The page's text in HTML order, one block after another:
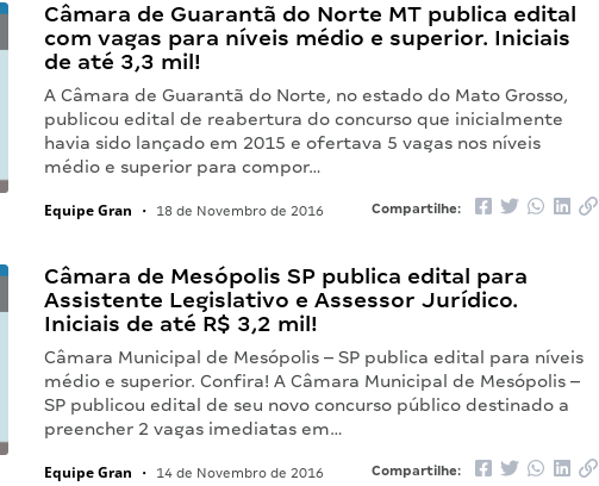
Câmara de Guarantã do Norte MT publica edital
com vagas para níveis médio e superior. Iniciais
de até 3,3 mil!
A Câmara de Guarantã do Norte, no estado do Mato Grosso,
publicou edital de reabertura do concurso que inicialmente
havia sido lançado em 2015 e ofertava 5 vagas nos níveis
médio e superior para compor…
Equipe Gran • 18 de Novembro de 2016 Compartilhe:
Câmara de Mesópolis SP publica edital para
Assistente Legislativo e Assessor Jurídico.
Iniciais de até R$ 3,2 mil!
Câmara Municipal de Mesópolis – SP publica edital para níveis
médio e superior. Confira! A Câmara Municipal de Mesópolis –
SP publicou edital de seu novo concurso público destinado a
preencher 2 vagas imediatas em…
Equipe Gran • 14 de Novembro de 2016 Compartilhe: